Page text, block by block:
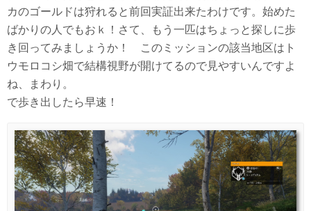
カのゴールドは狩れると前回実証出来たわけです。始めた
ばかりの人でもおｋ！さて、もう一匹はちょっと探しに歩
き回ってみましょうか！ このミッションの該当地区はト
ウモロコシ畑で結構視野が開けてるので見やすいんですよ
ね、まわり。
で歩き出したら早速！